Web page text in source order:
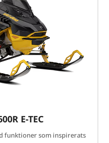
E-TEC
funktioner som inspirerats